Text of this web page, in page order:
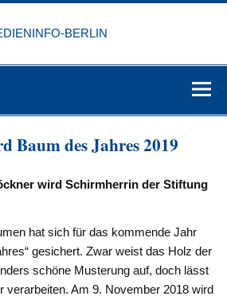
Baum des Jahres 2019
wird Schirmherrin der Stiftung
hat sich für das kommende Jahr
gesichert. Zwar weist das Holz der
schöne Musterung auf, doch lässt
verarbeiten. Am 9. November 2018 wird